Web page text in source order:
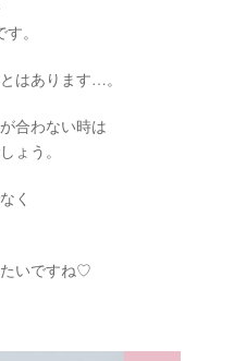
。
はあります…。
合わない時は
ょう。
く
いですね♡